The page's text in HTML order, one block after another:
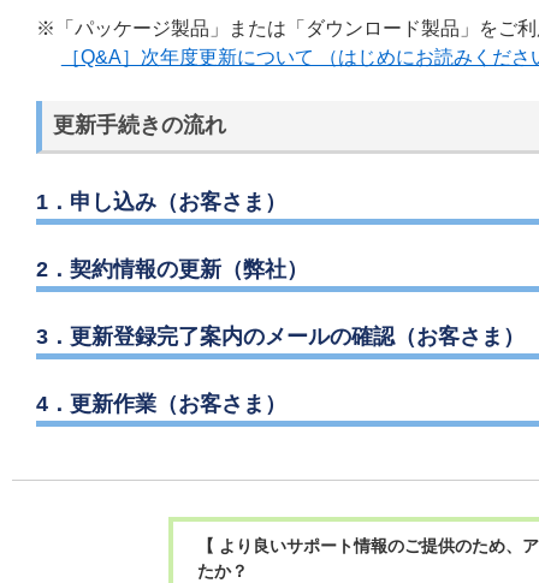
※「パッケージ製品」または「ダウンロード製品」をご
［Q&A］次年度更新について （はじめにお読みくださ
更新手続きの流れ
1．申し込み（お客さま）
2．契約情報の更新（弊社）
3．更新登録完了案内のメールの確認（お客さま）
4．更新作業（お客さま）
【 より良いサポート情報のご提供のため
たか？